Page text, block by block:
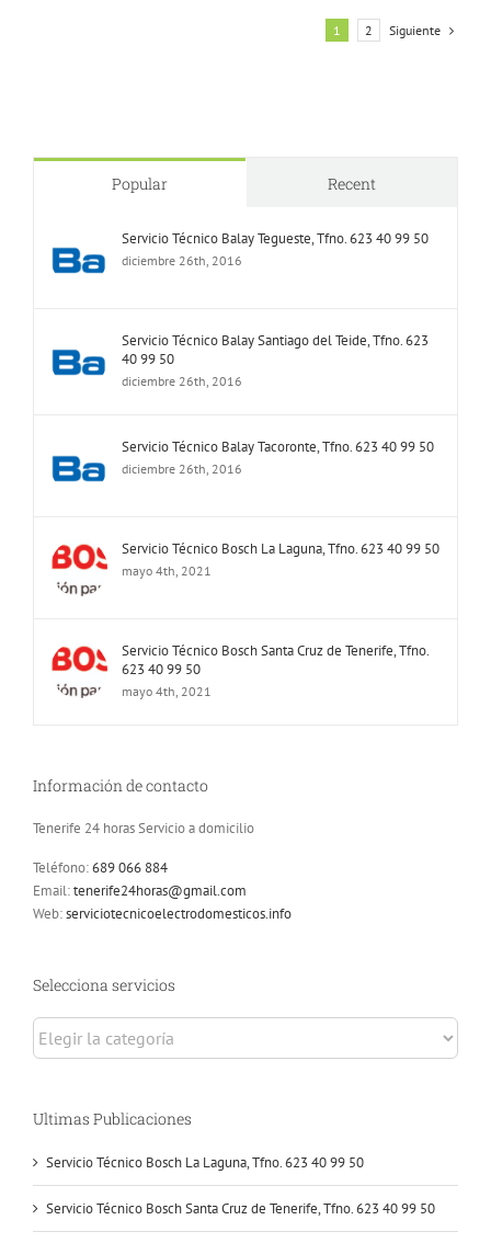
1 2 Siguiente
Popular Recent
Servicio Técnico Balay Tegueste, Tfno. 623 40 99 50
diciembre 26th, 2016
Servicio Técnico Balay Santiago del Teide, Tfno. 623
40 99 50
diciembre 26th, 2016
Servicio Técnico Balay Tacoronte, Tfno. 623 40 99 50
diciembre 26th, 2016
Servicio Técnico Bosch La Laguna, Tfno. 623 40 99 50
mayo 4th, 2021
Servicio Técnico Bosch Santa Cruz de Tenerife, Tfno.
623 40 99 50
mayo 4th, 2021
Información de contacto
Tenerife 24 horas Servicio a domicilio
Teléfono:689 066 884
Email:tenerife24horas@gmail.com
Web:serviciotecnicoelectrodomesticos.info
Selecciona servicios
Selecciona
servicios
Ultimas Publicaciones
Servicio Técnico Bosch La Laguna, Tfno. 623 40 99 50
Servicio Técnico Bosch Santa Cruz de Tenerife, Tfno. 623 40 99 50